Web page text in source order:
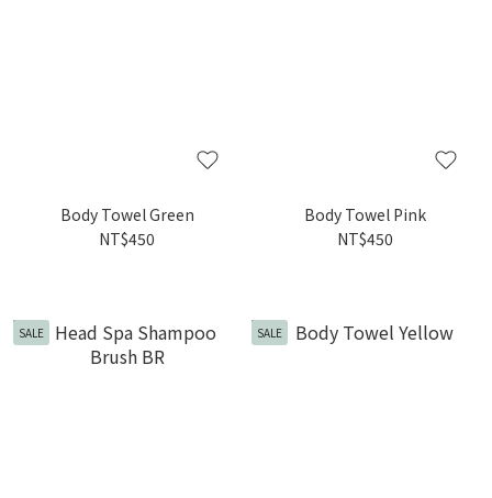
Body Towel Green
NT$450
Body Towel Pink
NT$450
SALE SALE